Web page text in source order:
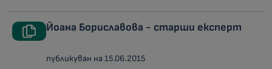
Йоана Бориславова - старши експерт
публикуван на 15.06.2015